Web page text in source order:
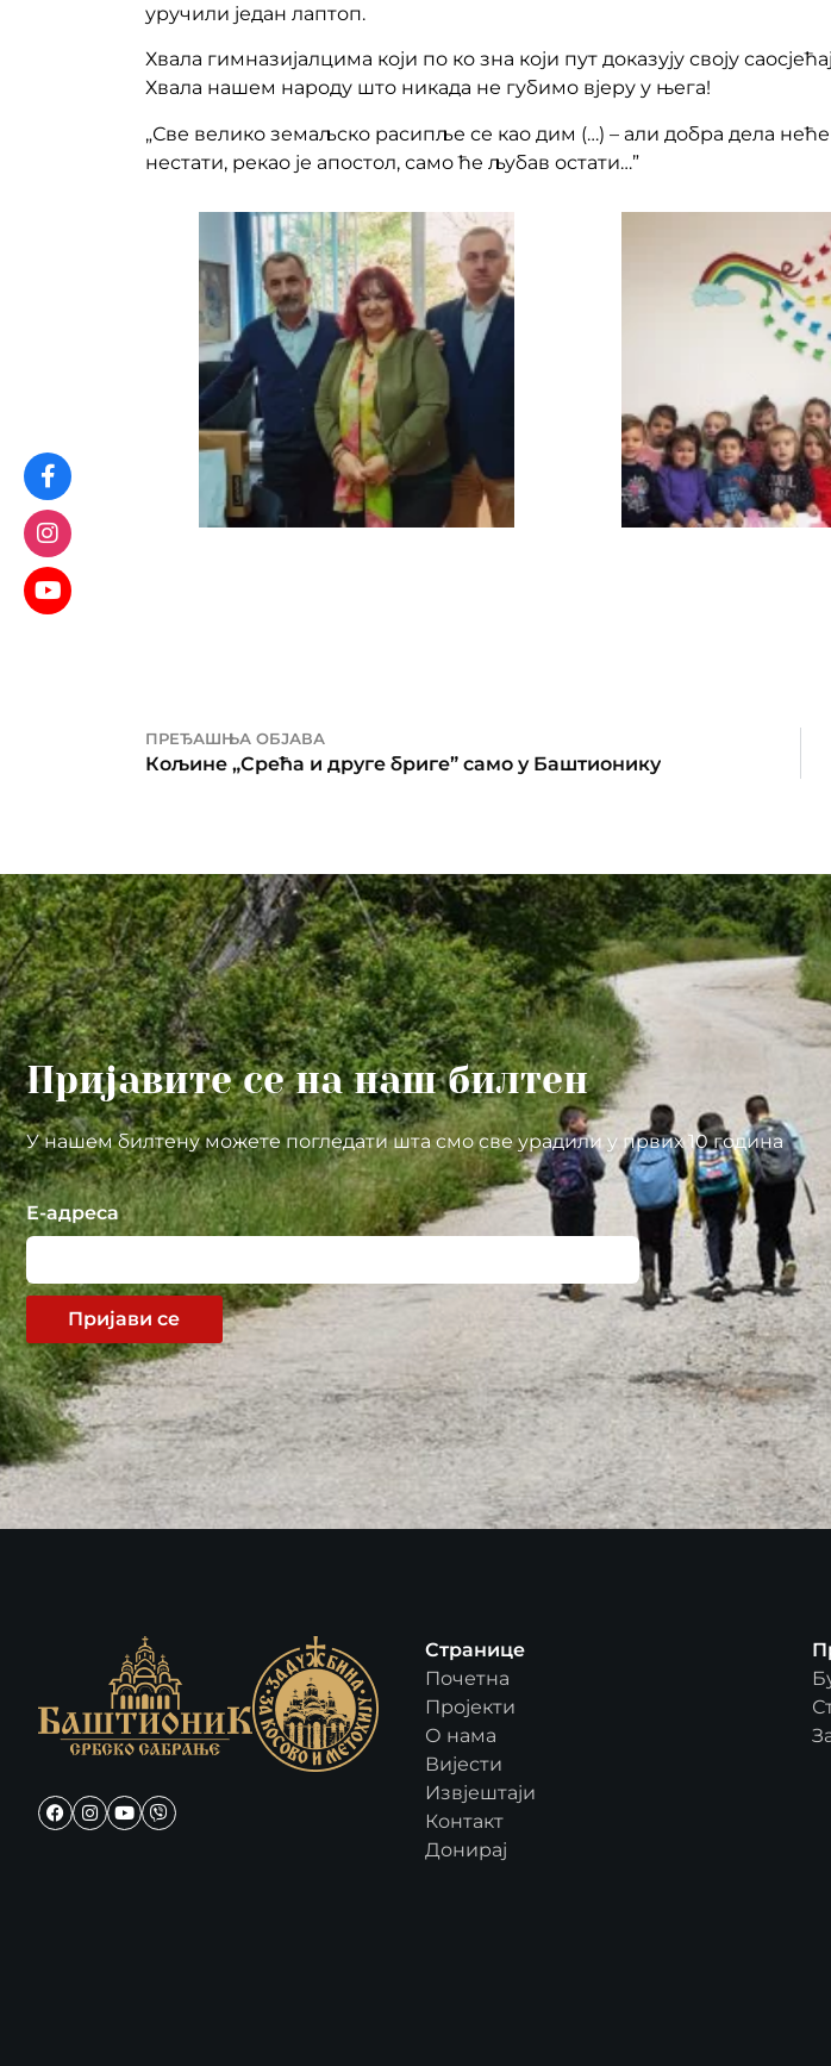
уручили један лаптоп.
Хвала гимназијалцима који по ко зна који пут доказују своју
Хвала нашем народу што никада не губимо вјеру у њега!
„Све велико земаљско расипље се као дим (…) – али добра дела неће
нестати, рекао је апостол, само ће љубав остати…”
ПРЕЂАШЊА ОБЈАВА
Кољине „Срећа и друге бриге” само у Баштионику
Пријавите се на наш билтен
У нашем билтену можете погледати шта смо све урадили у првих 10 година
Е-адреса
Пријави се
Странице
Почетна
Пројекти
О нама
Вијести
Извјештаји
Контакт
Донирај